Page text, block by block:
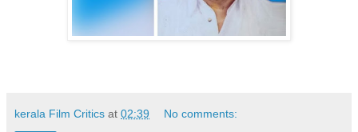
kerala Film Critics at 02:39 No comments: